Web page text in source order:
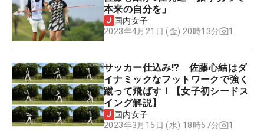
本来の自分を」
国内女子
2023年4月21日 (金) 20時13分
1
サッカー仕込み!? 佐藤心結はダ
イナミックなフットワークで強く
蹴って飛ばす！【女子初シードス
イング解説】
国内女子
2023年3月15日 (水) 18時57分
1